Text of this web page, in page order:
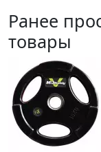
Ранее
товары